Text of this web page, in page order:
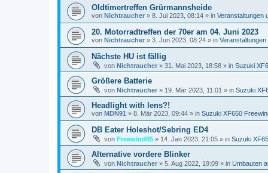
Oldtimertreffen Grürmannsheide
von Nichtraucher » 8. Jul 2023, 08:14 » in Veranstaltungen
20. Motorradtreffen der 70er am 04. Juni 2023
von Nichtraucher » 3. Jun 2023, 08:24 » in Veranstaltungen
Nächste HU ist fällig
von Nichtraucher » 31. Mai 2023, 18:58 » in Suzuki
Größere Batterie
von Nichtraucher » 19. Mär 2023, 11:01 » in Suzuki
Headlight with lens?!
von MDN91 » 8. Mär 2023, 09:44 » in Suzuki XF650
DB Eater Holeshot/Sebring ED4
von Freewind65 » 14. Jan 2023, 21:05 » in Suzuki
Alternative vordere Blinker
von Nichtraucher » 5. Aug 2022, 19:09 » in Umbauten